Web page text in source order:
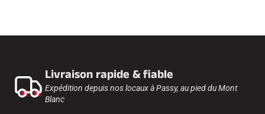
Livraison rapide & fiable
Expédition depuis nos locaux à Passy, au pied du Mont
Blanc